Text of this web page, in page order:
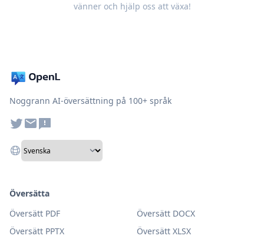
vänner och hjälp oss att växa!
Noggrann AI-översättning på 100+ språk
Översätta
Översätt PDF
Översätt DOCX
Översätt PPTX
Översätt XLSX